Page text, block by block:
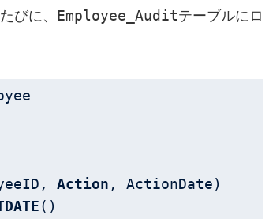
びに、 Employee_Auditテーブルにロ
Action , ActionDate)
()